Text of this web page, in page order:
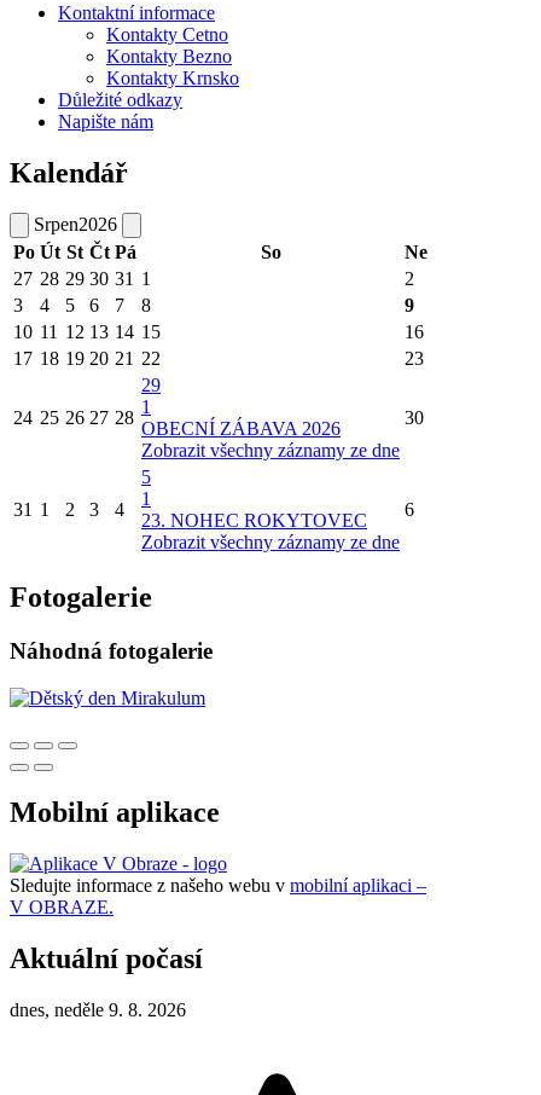
Kontaktní informace
Kontakty Cetno
Kontakty Bezno
Kontakty Krnsko
Důležité odkazy
Napište nám
Kalendář
Srpen2026
Po Út St Čt Pá So
Ne
27 28 29 30 31 1
2
3
4 5 6 7 8
9
10 11 12 13 14 15
16
17 18 19 20 21 22 23
24 25 26 27 28
29
1
OBECNÍ ZÁBAVA 2026
Zobrazit všechny záznamy ze dne
30
31 1 2 3 4
5
1
23. NOHEC ROKYTOVEC
Zobrazit všechny záznamy ze dne
6
Fotogalerie
Náhodná fotogalerie
Mobilní aplikace
Sledujte informace z našeho webu v mobilní aplikaci –
V OBRAZE.
Aktuální počasí
dnes, neděle 9. 8. 2026